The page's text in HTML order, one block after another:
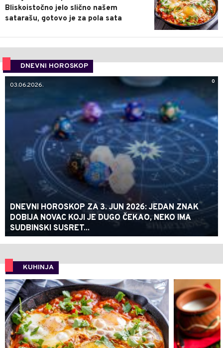
Bliskoistočno jelo slično našem
satarašu, gotovo je za pola sata
DNEVNI HOROSKOP
0
03.06.2026.
DNEVNI HOROSKOP ZA 3. JUN 2026: JEDAN ZNAK
DOBIJA NOVAC KOJI JE DUGO ČEKAO, NEKO IMA
SUDBINSKI SUSRET...
KUHINJA
0